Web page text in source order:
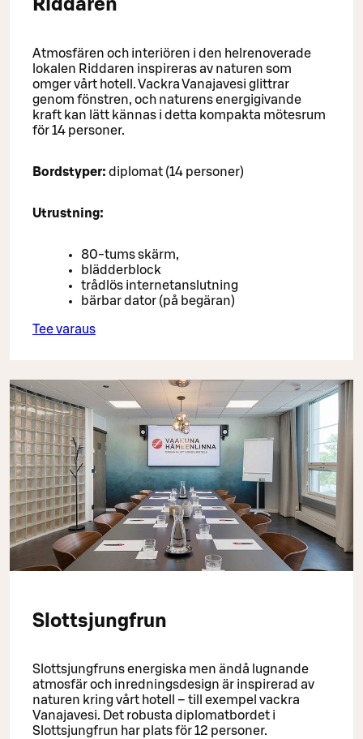
Riddaren
Atmosfären och interiören i den helrenoverade
lokalen Riddaren inspireras av naturen som
omger vårt hotell. Vackra Vanajavesi glittrar
genom fönstren, och naturens energigivande
kraft kan lätt kännas i detta kompakta mötesrum
för 14 personer.
Bordstyper: diplomat (14 personer)
Utrustning:
80-tums skärm,
blädderblock
trådlös internetanslutning
bärbar dator (på begäran)
Tee varaus
Slottsjungfrun
Slottsjungfruns energiska men ändå lugnande
atmosfär och inredningsdesign är inspirerad av
naturen kring vårt hotell – till exempel vackra
Vanajavesi. Det robusta diplomatbordet i
Slottsjungfrun har plats för 12 personer.